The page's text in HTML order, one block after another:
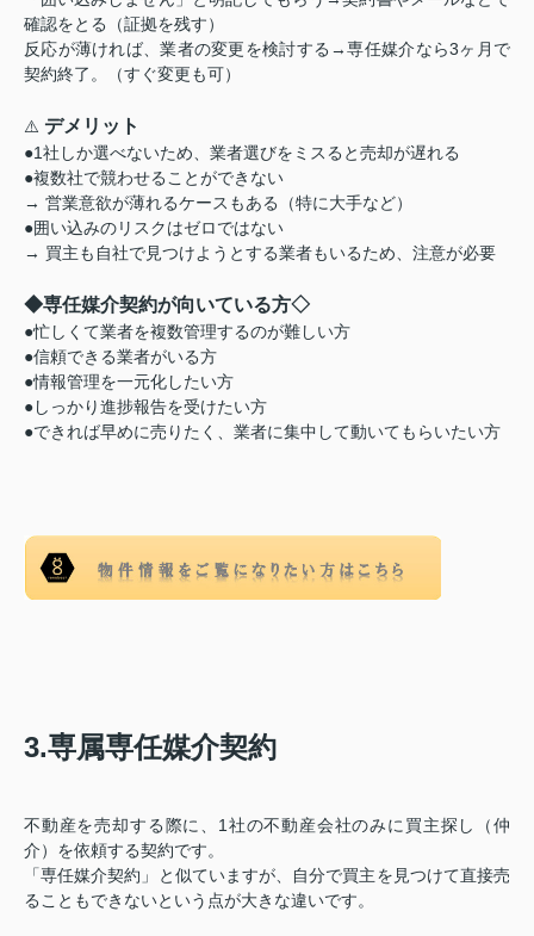
確認をとる（証拠を残す）
反応が薄ければ、業者の変更を検討する→専任媒介なら3ヶ月で
契約終了。（すぐ変更も可）
⚠️ デメリット
●1社しか選べないため、業者選びをミスると売却が遅れる
●複数社で競わせることができない
→ 営業意欲が薄れるケースもある（特に大手など）
●囲い込みのリスクはゼロではない
→ 買主も自社で見つけようとする業者もいるため、注意が必要
◆専任媒介契約が向いている方◇
●忙しくて業者を複数管理するのが難しい方
●信頼できる業者がいる方
●情報管理を一元化したい方
●しっかり進捗報告を受けたい方
●できれば早めに売りたく、業者に集中して動いてもらいたい方
3.専属専任媒介契約
不動産を売却する際に、1社の不動産会社のみに買主探し（仲
介）を依頼する契約です。
「専任媒介契約」と似ていますが、自分で買主を見つけて直接売
ることもできないという点が大きな違いです。